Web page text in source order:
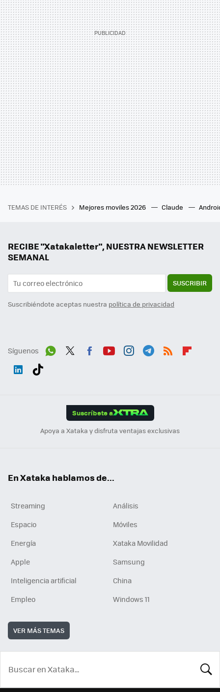
TEMAS DE INTERÉS Mejores moviles 2026 Claude
RECIBE "Xatakaletter", NUESTRA NEWSLETTER
SEMANAL
SUSCRIBIR
Suscribiéndote aceptas nuestra política de privacidad
Síguenos
Suscríbete a
Apoya a Xataka y disfruta ventajas exclusivas
En Xataka hablamos de...
Streaming
Análisis
Espacio
Móviles
Energía
Xataka Movilidad
Apple
Samsung
Inteligencia artificial
China
Empleo
Windows 11
VER MÁS TEMAS